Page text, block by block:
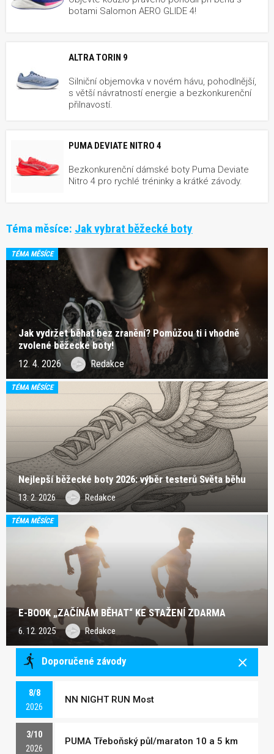
botami Salomon AERO GLIDE 4!
ALTRA TORIN 9
Silniční objemovka v novém hávu, pohodlnější,
s větší návratností energie a bezkonkurenční
přilnavostí.
PUMA DEVIATE NITRO 4
Bezkonkurenční dámské boty Puma Deviate
Nitro 4 pro rychlé tréninky a krátké závody.
Téma měsíce: Jak vybrat běžecké boty
TÉMA MĚSÍCE
Jak vydržet běhat bez zranění? Pomůžou ti i vhodně
zvolené běžecké boty!
12. 4. 2026 Redakce
TÉMA MĚSÍCE
Nejlepší běžecké boty 2026: výběr testerů Světa běhu
13. 2. 2026 Redakce
TÉMA MĚSÍCE
E-BOOK „ZAČÍNÁM BĚHAT“ KE STAŽENÍ ZDARMA
6. 12. 2025 Redakce
Doporučené závody
8/8
2026
NN NIGHT RUN Most
3/10
2026
PUMA Třeboňský půl/maraton 10 a 5 km